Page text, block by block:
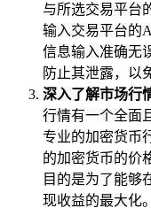
与所选交易平台
输入交易平台的
信息输入准确无
防止其泄露，以
深入了解市场行
行情有一个全面
专业的加密货币
的加密货币的价
目的是为了能够
现收益的最大化。